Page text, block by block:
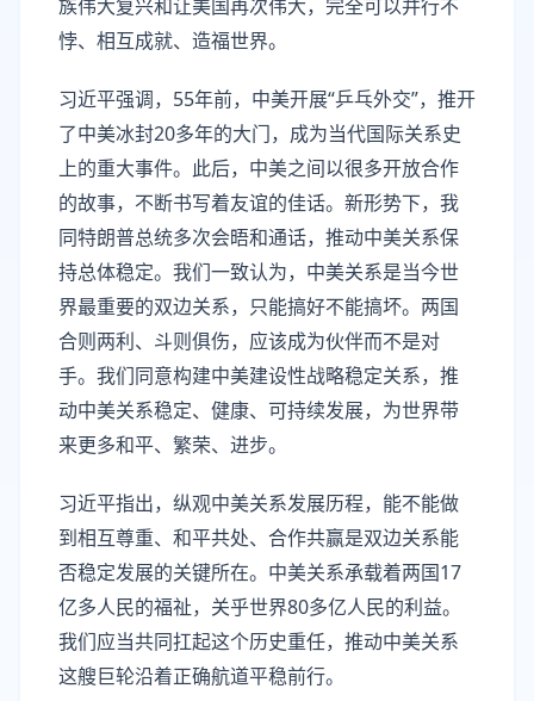
族伟大复兴和让美国再次伟大，完全可以并行不
悖、相互成就、造福世界。
习近平强调，55年前，中美开展“乒乓外交”，推开
了中美冰封20多年的大门，成为当代国际关系史
上的重大事件。此后，中美之间以很多开放合作
的故事，不断书写着友谊的佳话。新形势下，我
同特朗普总统多次会晤和通话，推动中美关系保
持总体稳定。我们一致认为，中美关系是当今世
界最重要的双边关系，只能搞好不能搞坏。两国
合则两利、斗则俱伤，应该成为伙伴而不是对
手。我们同意构建中美建设性战略稳定关系，推
动中美关系稳定、健康、可持续发展，为世界带
来更多和平、繁荣、进步。
习近平指出，纵观中美关系发展历程，能不能做
到相互尊重、和平共处、合作共赢是双边关系能
否稳定发展的关键所在。中美关系承载着两国17
亿多人民的福祉，关乎世界80多亿人民的利益。
我们应当共同扛起这个历史重任，推动中美关系
这艘巨轮沿着正确航道平稳前行。